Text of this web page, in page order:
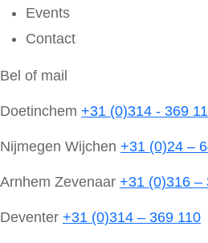
Events
Contact
Bel of mail
Doetinchem +31 (0)314 - 369
Nijmegen Wijchen +31 (0)24 –
Arnhem Zevenaar +31 (0)316 –
Deventer +31 (0)314 – 369 110